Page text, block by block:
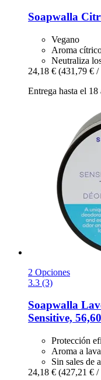
Soapwalla
Vegano
Aroma
Neutraliza
24,18 € (431,79 € /
Entrega hasta el 18
2 Opciones
3.3 (3)
Soapwalla
Sensitive,
Protección
Aroma a
Sin sales de
24,18 € (427,21 € /